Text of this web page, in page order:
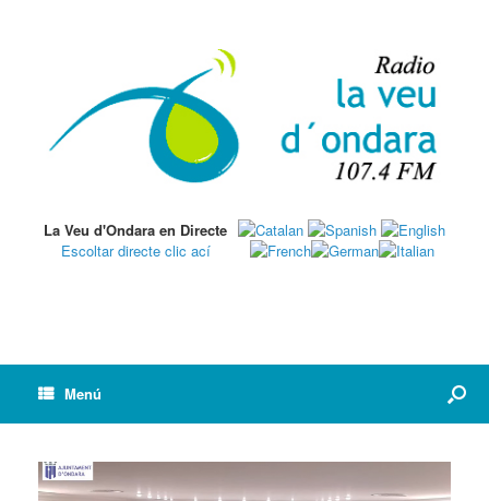
La Veu d'Ondara en Directe
Escoltar directe clic ací
Menú